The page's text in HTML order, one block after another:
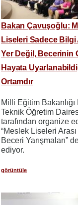
Bakan Çavuşoğlu:
Liseleri Sadece Bilgi
Yer Değil, Becerinin
Hayata
Ortamdır
Milli Eğitim Bakanlığı
Teknik Öğretim
tarafından organize
“Meslek Liseleri
Beceri Yarışmaları”
ediyor.
görüntüle